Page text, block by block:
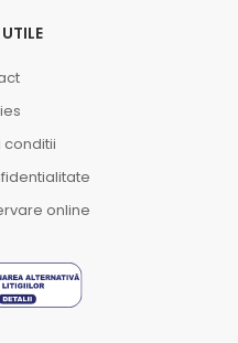
conditii
online